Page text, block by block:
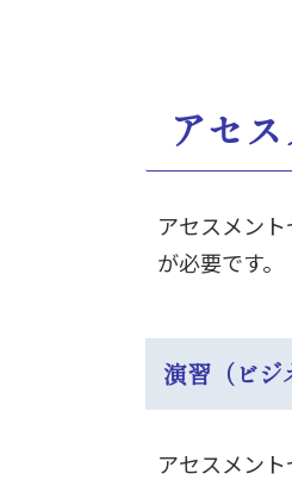
アセ
アセスメン
が必要です。
演習（ビジ
アセスメン